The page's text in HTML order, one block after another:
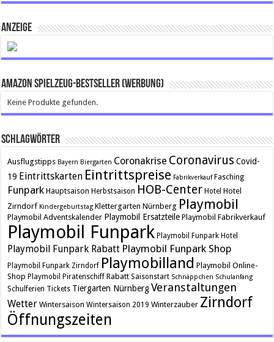
ANZEIGE
Amazon Spielzeug-Bestseller (Werbung)
Keine Produkte gefunden.
Schlagwörter
Ausflugstipps Bayern Biergarten Coronakrise Coronavirus Covid-
19 Eintrittskarten Eintrittspreise Fabrikverkauf Fasching
Funpark Hauptsaison Herbstsaison HOB-Center Hotel Hotel
Zirndorf Kindergeburtstag Klettergarten Nürnberg Playmobil
Playmobil Adventskalender Playmobil Ersatzteile Playmobil Fabrikverkauf
Playmobil Funpark Playmobil Funpark Hotel
Playmobil Funpark Rabatt Playmobil Funpark Shop
Playmobil Funpark Zirndorf Playmobilland Playmobil Online-
Shop Playmobil Piratenschiff Rabatt Saisonstart Schnäppchen Schulanfang
Schulferien Tickets Tiergarten Nürnberg Veranstaltungen
Wetter Wintersaison Wintersaison 2019 Winterzauber Zirndorf
Öffnungszeiten